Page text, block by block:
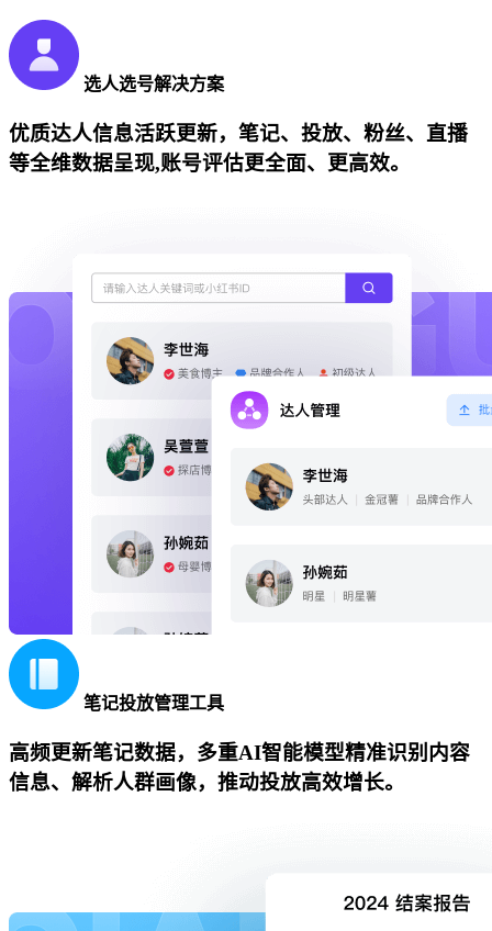
选人选号解决方案
优质达人信息活跃更新，笔记、投放、粉丝、直播
等全维数据呈现,账号评估更全面、更高效。
笔记投放管理工具
高频更新笔记数据，多重AI智能模型精准识别内容
信息、解析人群画像，推动投放高效增长。